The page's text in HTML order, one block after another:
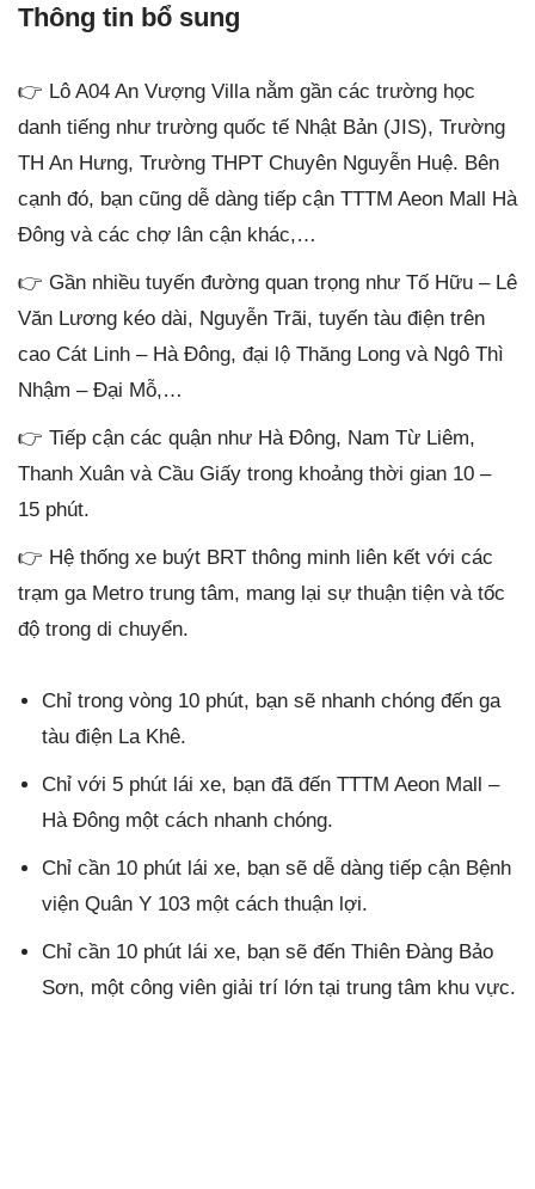
Thông tin bổ sung
👉 Lô A04 An Vượng Villa nằm gần các trường học
danh tiếng như trường quốc tế Nhật Bản (JIS), Trường
TH An Hưng, Trường THPT Chuyên Nguyễn Huệ. Bên
cạnh đó, bạn cũng dễ dàng tiếp cận TTTM Aeon Mall Hà
Đông và các chợ lân cận khác,…
👉 Gần nhiều tuyến đường quan trọng như Tố Hữu – Lê
Văn Lương kéo dài, Nguyễn Trãi, tuyến tàu điện trên
cao Cát Linh – Hà Đông, đại lộ Thăng Long và Ngô Thì
Nhậm – Đại Mỗ,…
👉 Tiếp cận các quận như Hà Đông, Nam Từ Liêm,
Thanh Xuân và Cầu Giấy trong khoảng thời gian 10 –
15 phút.
👉 Hệ thống xe buýt BRT thông minh liên kết với các
trạm ga Metro trung tâm, mang lại sự thuận tiện và tốc
độ trong di chuyển.
Chỉ trong vòng 10 phút, bạn sẽ nhanh chóng đến ga
tàu điện La Khê.
Chỉ với 5 phút lái xe, bạn đã đến TTTM Aeon Mall –
Hà Đông một cách nhanh chóng.
Chỉ cần 10 phút lái xe, bạn sẽ dễ dàng tiếp cận Bệnh
viện Quân Y 103 một cách thuận lợi.
Chỉ cần 10 phút lái xe, bạn sẽ đến Thiên Đàng Bảo
Sơn, một công viên giải trí lớn tại trung tâm khu vực.